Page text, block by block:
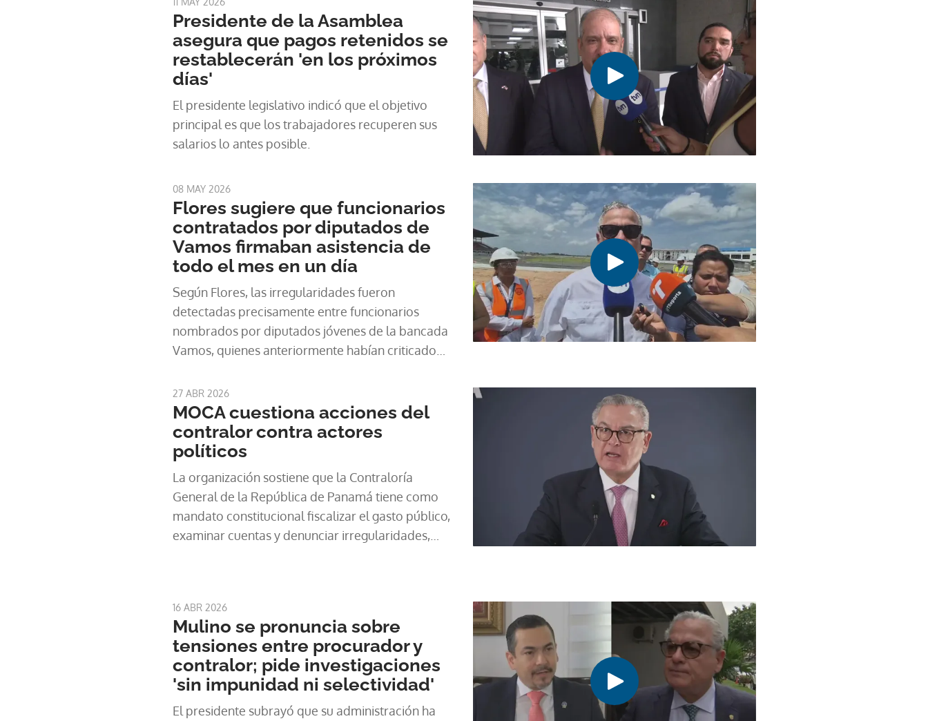
Presidente de la Asamblea
asegura que pagos retenidos se
restablecerán 'en los próximos
días'
El presidente legislativo indicó que el objetivo
principal es que los trabajadores recuperen sus
salarios lo antes posible.
08 MAY 2026
Flores sugiere que funcionarios
contratados por diputados de
Vamos firmaban asistencia de
todo el mes en un día
Según Flores, las irregularidades fueron
detectadas precisamente entre funcionarios
nombrados por diputados jóvenes de la bancada
Vamos, quienes anteriormente habían criticado
27 ABR 2026
MOCA cuestiona acciones del
contralor contra actores
políticos
La organización sostiene que la Contraloría
General de la República de Panamá tiene como
mandato constitucional fiscalizar el gasto público,
examinar cuentas y denunciar irregularidades,
16 ABR 2026
Mulino se pronuncia sobre
tensiones entre procurador y
contralor; pide investigaciones
'sin impunidad ni selectividad'
El presidente subrayó que su administración ha